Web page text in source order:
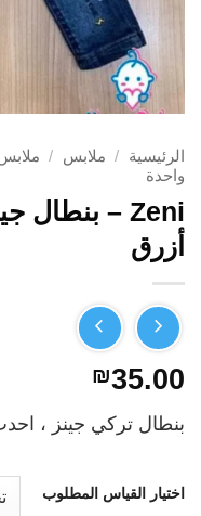
الرئيسية / ملابس /
واحدة
أزرق
₪35.00
بنطال تركي جينز ،
اختيار القياس المطلوب